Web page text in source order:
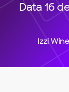
Data 16
Izzi